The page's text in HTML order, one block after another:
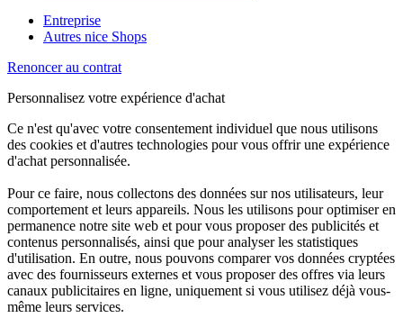
Entreprise
Autres nice Shops
Renoncer au contrat
Personnalisez votre expérience d'achat
Ce n'est qu'avec votre consentement individuel que nous utilisons
des cookies et d'autres technologies pour vous offrir une expérience
d'achat personnalisée.
Pour ce faire, nous collectons des données sur nos utilisateurs, leur
comportement et leurs appareils. Nous les utilisons pour optimiser en
permanence notre site web et pour vous proposer des publicités et
contenus personnalisés, ainsi que pour analyser les statistiques
d'utilisation. En outre, nous pouvons comparer vos données cryptées
avec des fournisseurs externes et vous proposer des offres via leurs
canaux publicitaires en ligne, uniquement si vous utilisez déjà vous-
même leurs services.